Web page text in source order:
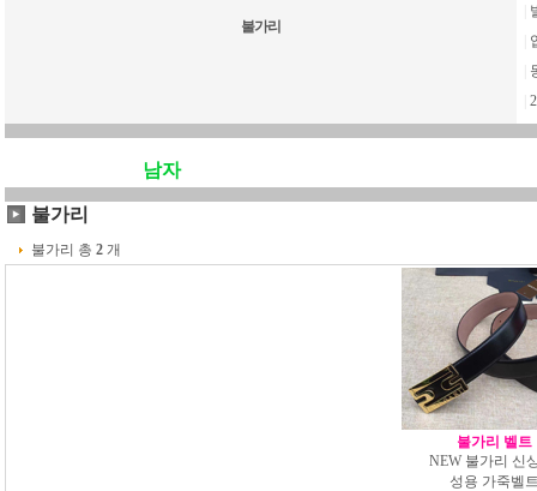
불가리
남자
불가리
불가리 총 2 개
불가리 벨트
NEW 불가리 신
성용 가죽벨